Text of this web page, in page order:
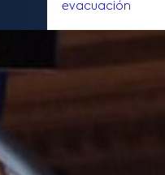
evacuación